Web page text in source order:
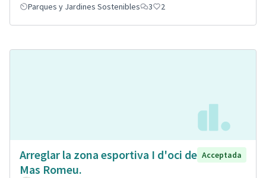
Parques y Jardines Sostenibles
3 2
Arreglar la zona esportiva I d'oci de
Mas Romeu.
Acceptada